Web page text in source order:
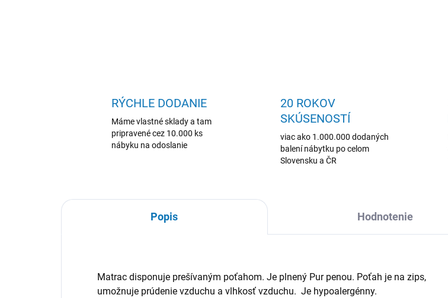
RÝCHLE DODANIE
Máme vlastné sklady a tam
pripravené cez 10.000 ks
nábyku na odoslanie
20 ROKOV
SKÚSENOSTÍ
viac ako 1.000.000 dodaných
balení nábytku po celom
Slovensku a ČR
Popis Hodnotenie
Matrac disponuje prešívaným poťahom. Je plnený Pur penou. Poťah je na zips,
umožnuje prúdenie vzduchu a vlhkosť vzduchu. Je hypoalergénny.